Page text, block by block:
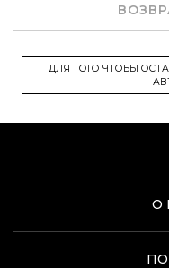
ДЛЯ ТОГО ЧТОБЫ
О